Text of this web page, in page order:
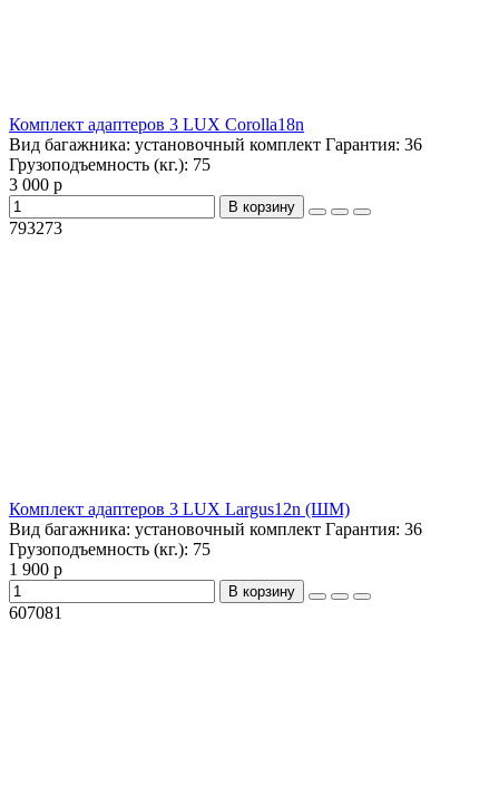
Комплект адаптеров 3 LUX Corolla18n
Вид багажника: установочный комплект Гарантия: 36
Грузоподъемность (кг.): 75
3 000 р
В корзину
793273
Комплект адаптеров 3 LUX Largus12n (ШМ)
Вид багажника: установочный комплект Гарантия: 36
Грузоподъемность (кг.): 75
1 900 р
В корзину
607081